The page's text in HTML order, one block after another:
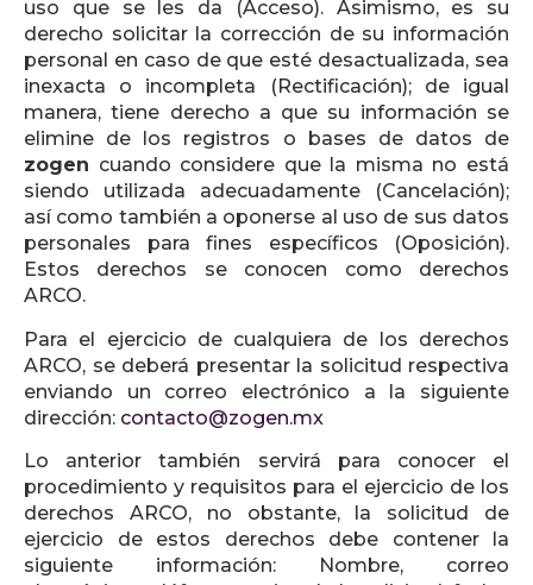
uso que se les da (Acceso). Asimismo, es su
derecho solicitar la corrección de su información
personal en caso de que esté desactualizada, sea
inexacta o incompleta (Rectificación); de igual
manera, tiene derecho a que su información se
elimine de los registros o bases de datos de
zogen cuando considere que la misma no está
siendo utilizada adecuadamente (Cancelación);
así como también a oponerse al uso de sus datos
personales para fines específicos (Oposición).
Estos derechos se conocen como derechos
ARCO.
Para el ejercicio de cualquiera de los derechos
ARCO, se deberá presentar la solicitud respectiva
enviando un correo electrónico a la siguiente
dirección: contacto@zogen.mx
Lo anterior también servirá para conocer el
procedimiento y requisitos para el ejercicio de los
derechos ARCO, no obstante, la solicitud de
ejercicio de estos derechos debe contener la
siguiente información: Nombre, correo